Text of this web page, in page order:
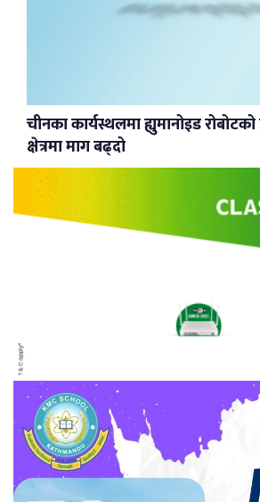
चीनका कार्यस्थलमा ह्युमानोइड
क्षेत्रमा माग बढ्दो